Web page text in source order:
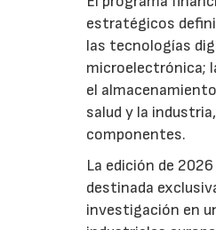
estratégicos
las tecnologías
microelectrónica;
el
salud y la
componentes.
La edición de
destinada
investigación en